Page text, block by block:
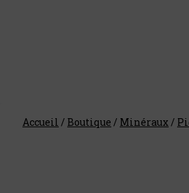
Accueil / Boutique / Minéraux /